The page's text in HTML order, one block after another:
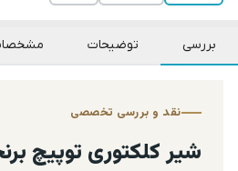
بررسی توضیحات
نقد و بررسی تخصصی
شیر کلکتوری توپیچ